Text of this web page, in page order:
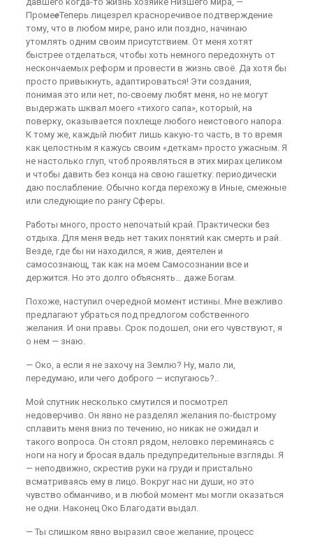
ПромееТеперь лицезрел красноречивое подтверждение
тому, что в любом мире, рано или поздно, начинаю
утомлять одним своим присутствием. От меня хотят
быстрее отделаться, чтобы хоть немного передохнуть от
нескончаемых реформ и провести в жизнь своё. Да хотя бы
просто привыкнуть, адаптироваться! Эти создания,
понимая это или нет, по-своему любят меня, но не могут
выдержать шквал моего «тихого сапа», который, на
поверку, оказывается похлеще любого неистового напора.
К тому же, каждый любит лишь какую-то часть, в то время
как целостным я кажусь своим «деткам» просто ужасным. Я
не настолько глуп, чтоб проявляться в этих мирах целиком
и чтобы давить без конца на свою гашетку: периодически
даю послабление. Обычно когда перехожу в Иные, смежные
или следующие по рангу Сферы.
Работы много, просто непочатый край. Практически без
отдыха. Для меня ведь нет таких понятий как смерть и рай.
Везде, где бы ни находился, я жив, деятелен и
самосознающ, так как на моем Самосознании все и
держится. Но это долго объяснять… даже Богам.
Похоже, наступил очередной момент истины. Мне вежливо
предлагают убраться под предлогом собственного
желания. И они правы. Срок подошел, они его чувствуют, я
о нем — знаю.
— Око, а если я не захочу на Землю? Ну, мало ли,
передумаю, или чего доброго — испугаюсь?..
Мой спутник несколько смутился и посмотрел
недоверчиво. Он явно не разделял желания по-быстрому
сплавить меня вниз по течению, но никак не ожидал и
такого вопроса. Он стоял рядом, неловко переминаясь с
ноги на ногу и бросая вдаль предупредительные взгляды. Я
— неподвижно, скрестив руки на груди и пристально
всматриваясь ему в лицо. Вокруг нас ни души, но это
чувство обманчиво, и в любой момент мы могли оказаться
не одни. Наконец Око Благодати выдал.
— Ты слишком явно выразил свое желание, процесс